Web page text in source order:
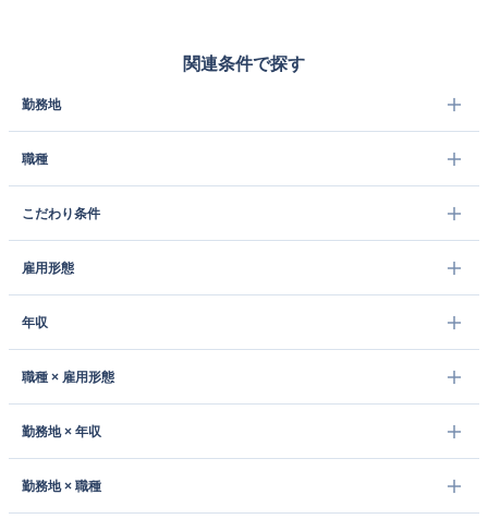
関連条件で探す
勤務地
職種
こだわり条件
雇用形態
年収
職種 × 雇用形態
勤務地 × 年収
勤務地 × 職種